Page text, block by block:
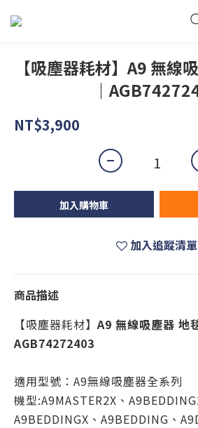
【吸塵器耗材】A9 無線
｜
NT$3,900
加入購物車
加入追蹤清單
商品描述
【吸塵器耗材】A9 無線吸塵器 地
AGB74272403
適用型號：A9無線吸塵器全系列
機型:A9MASTER2X、
A9BEDDINGX、A9BEDDING、